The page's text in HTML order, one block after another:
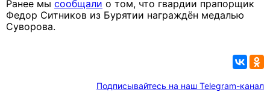
Ранее мы сообщали о том, что гвардии прапорщик
Федор Ситников из Бурятии награждён медалью
Суворова.
Подписывайтесь на наш Telegram-канал